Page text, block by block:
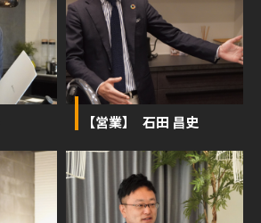
【営業】 石田 昌史